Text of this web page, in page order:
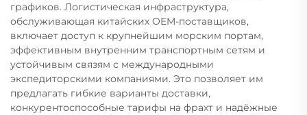
графиков. Логистическая инфраструктура,
обслуживающая китайских OEM-поставщиков,
включает доступ к крупнейшим морским портам,
эффективным внутренним транспортным сетям и
устойчивым связям с международными
экспедиторскими компаниями. Это позволяет им
предлагать гибкие варианты доставки,
конкурентоспособные тарифы на фрахт и надёжные